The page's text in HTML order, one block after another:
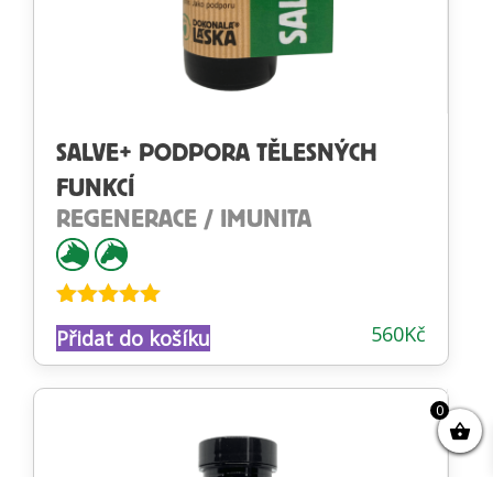
SALVE+ PODPORA TĚLESNÝCH
FUNKCÍ
REGENERACE / IMUNITA
Hodnocení
4.88z 5 560Kč
Přidat do košíku
0